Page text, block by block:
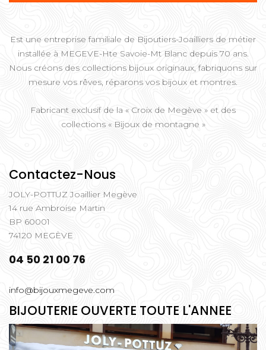
Est une entreprise familiale de Bijoutiers-Joailliers de métier
installée à MEGEVE-Hte Savoie-Mt Blanc depuis 70 ans.
Nous créons des collections bijoux originaux, fabriquons sur
mesure vos rêves, réparons vos bijoux et montres.
Fabricant exclusif de la « Croix de Megève » et des
collections « Bijoux de montagne »
Contactez-Nous
JOLY-POTTUZ Joaillier Megève
14 rue Ambroise Martin
BP 60001
74120 MEGÈVE
04 50 21 00 76
info@bijouxmegeve.com
BIJOUTERIE OUVERTE TOUTE L'ANNEE